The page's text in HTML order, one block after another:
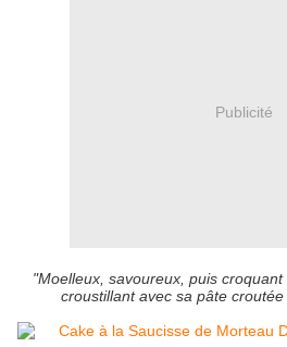
Publicité
"Moelleux, savoureux, puis
croustillant avec sa pâte